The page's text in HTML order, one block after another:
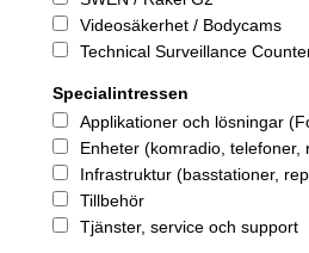
Videosäkerhet / Bodycams
Technical Surveillance
Specialintressen
Applikationer och lösningar
Enheter (komradio, telefoner,
Infrastruktur (basstationer,
Tillbehör
Tjänster, service och support